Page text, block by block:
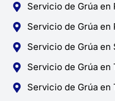
Servicio de Grúa en
Servicio de Grúa en
Servicio de Grúa en
Servicio de Grúa en
Servicio de Grúa en